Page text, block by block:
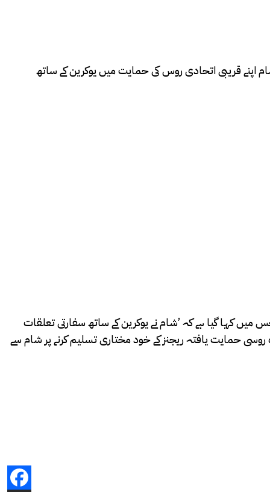
اپنے قریبی اتحادی روس کی حمایت میں یوکرین کے ساتھ
کہا گیا ہے کہ ’شام نے یوکرین کے ساتھ سفارتی تعلقات
روسی حمایت یافتہ ریجنز کے خود مختاری تسلیم کرنے پر شام سے